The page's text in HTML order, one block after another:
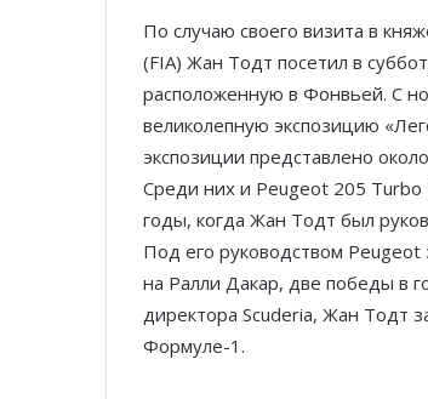
По случаю своего визита в
(FIA) Жан Тодт посетил в
расположенную в Фонвьей. С
великолепную экспозицию
экспозиции представлено
Среди них и Peugeot 205 Turbo
годы, когда Жан Тодт был
Под его руководством
на Ралли Дакар, две победы в
директора Scuderia, Жан Тодт
Формуле-1.